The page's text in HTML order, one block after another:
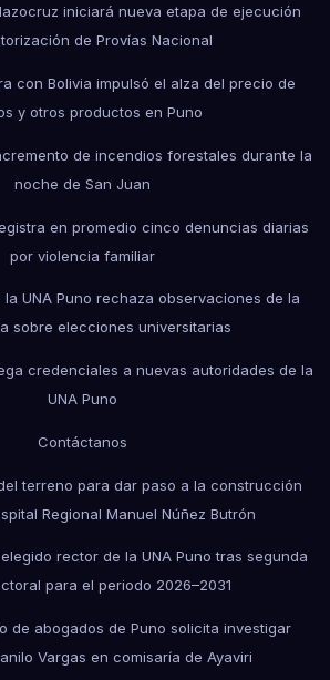
iniciará nueva etapa de ejecución
de Provías Nacional
con Bolivia impulsó el alza del precio de
y otros productos en Puno
de incendios forestales durante la
noche de San Juan
en promedio cinco denuncias diarias
por violencia familiar
UNA Puno rechaza observaciones de la
sobre elecciones universitarias
credenciales a nuevas autoridades de la
UNA Puno
Contáctanos
terreno para dar paso a la construcción
Regional Manuel Núñez Butrón
rector de la UNA Puno tras segunda
para el periodo 2026–2031
de abogados de Puno solicita investigar
Vargas en comisaría de Ayaviri